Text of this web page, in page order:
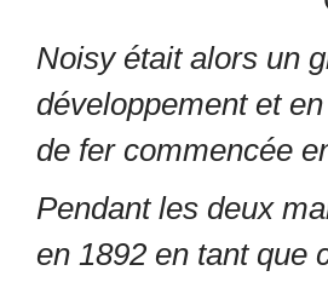
Noisy était alors un
développement et
de fer commencée
Pendant les deux
en 1892 en tant que